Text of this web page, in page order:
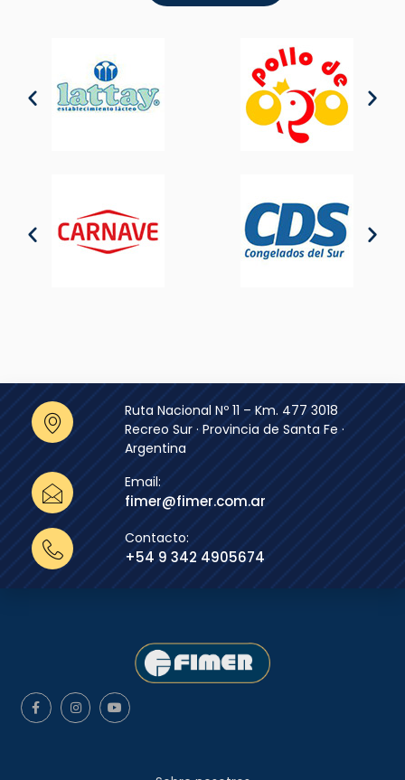
Ruta Nacional Nº 11 – Km. 477 3018
Recreo Sur · Provincia de Santa Fe ·
Argentina
Email:
fimer@fimer.com.ar
Contacto:
+54 9 342 4905674